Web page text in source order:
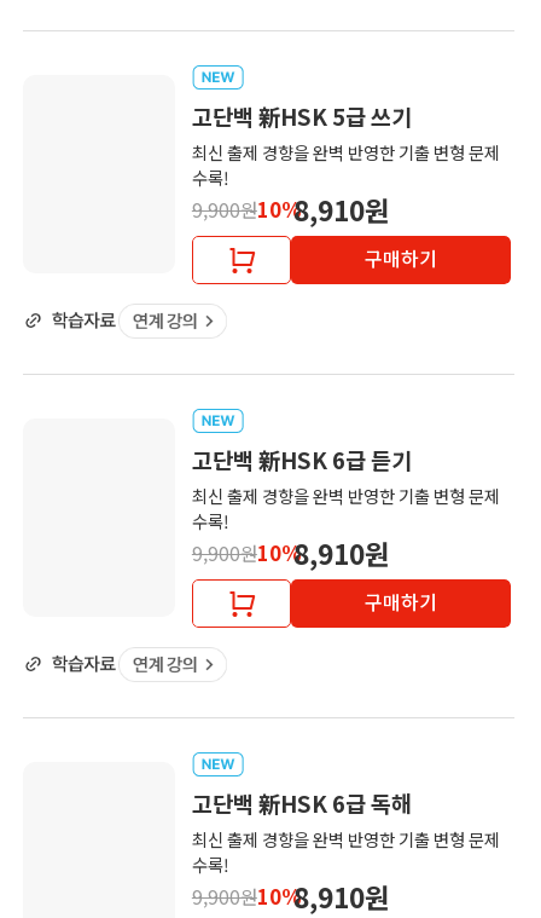
고단백 新HSK 5급 쓰기
최신 출제 경향을 완벽 반영한 기출 변형 문제
수록!
9,900원10%8,910원
구매하기
고단백 新HSK 6급 듣기
최신 출제 경향을 완벽 반영한 기출 변형 문제
수록!
9,900원10%8,910원
구매하기
고단백 新HSK 6급 독해
최신 출제 경향을 완벽 반영한 기출 변형 문제
수록!
9,900원10%8,910원